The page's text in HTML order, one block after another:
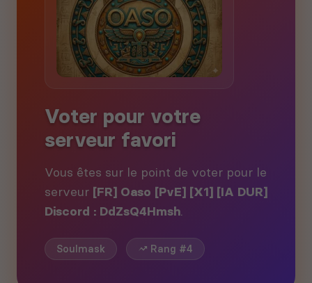
Voter pour votre
serveur favori
Vous êtes sur le point de voter pour le
serveur [FR] Oaso [PvE] [X1] [IA DUR]
Discord : DdZsQ4Hmsh.
Soulmask Rang #4